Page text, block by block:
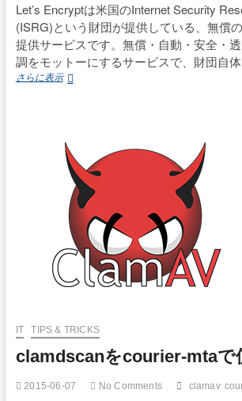
Let’s Encryptは米国のInternet Security
(ISRG)という財団が提供している、無償
提供サービスです。無償・自動・安全・
調をモットーにするサービスで、財団自
さらに表示Let’s
ベ
ー
ス
HTTPS
バ
ー
チ
ル
ホ
(SNI)
を
設
し
IT TIPS & TRICKS
clamdscanをcourier-mtaで
2015-06-07 No Comments clamav